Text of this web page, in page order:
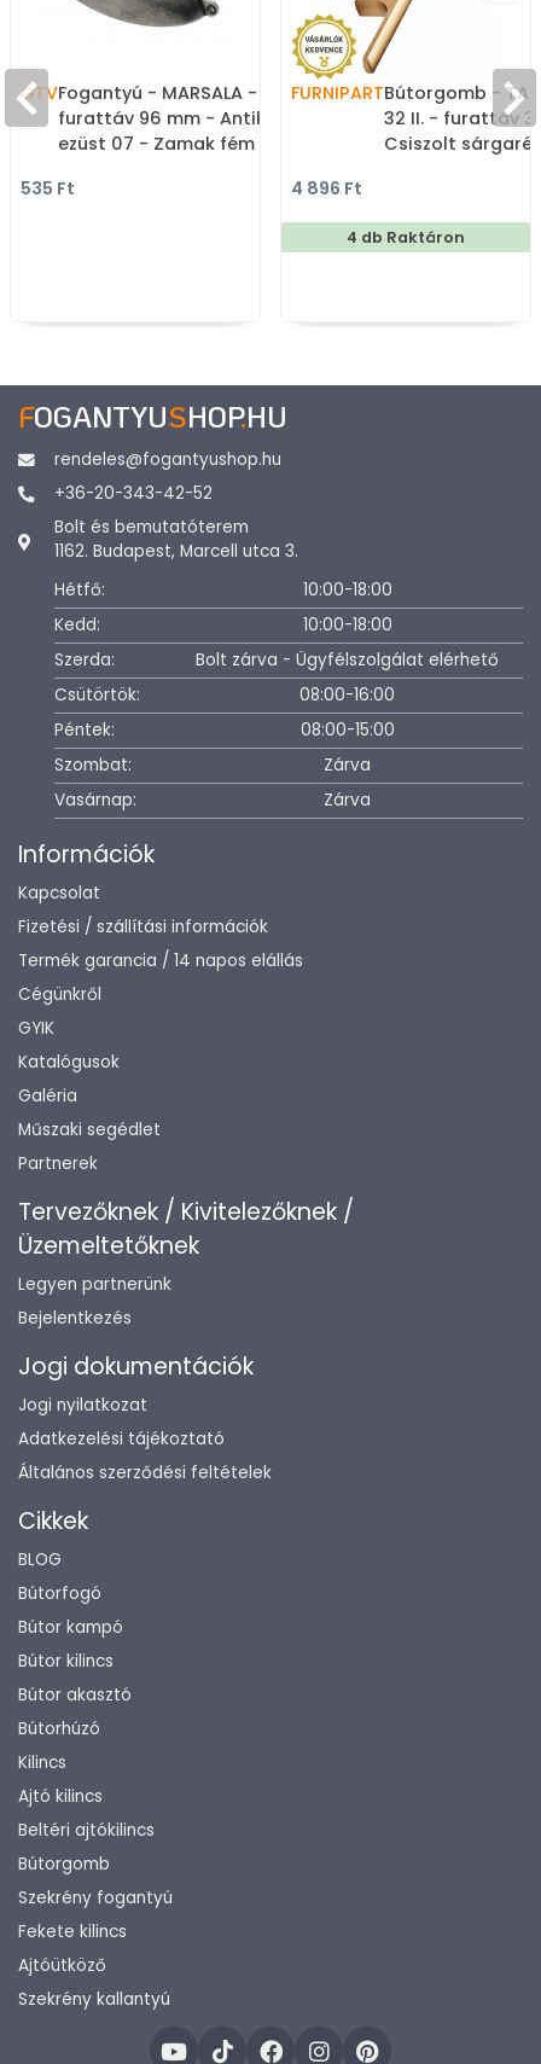
GTVFogantyú - MARSALA -
furattáv 96 mm - Antik
ezüst 07 - Zamak fém
vintage, antik fém
535 Ft
FURNIPARTBútorgomb - TAU
32 II. - furattáv
Csiszolt
bútorgomb
4 896 Ft
4 db Raktáron
FOGANTYUSHOP.HU
rendeles@fogantyushop.hu
+36-20-343-42-52
Bolt és bemutatóterem
1162. Budapest, Marcell utca 3.
Hétfő:
10:00-18:00
Kedd:
10:00-18:00
Szerda:
Bolt zárva - Ügyfélszolgálat elérhető
Csütörtök:
08:00-16:00
Péntek:
08:00-15:00
Szombat:
Zárva
Vasárnap:
Zárva
Információk
Kapcsolat
Fizetési / szállítási információk
Termék garancia / 14 napos elállás
Cégünkről
GYIK
Katalógusok
Galéria
Műszaki segédlet
Partnerek
Tervezőknek / Kivitelezőknek /
Üzemeltetőknek
Legyen partnerünk
Bejelentkezés
Jogi dokumentációk
Jogi nyilatkozat
Adatkezelési tájékoztató
Általános szerződési feltételek
Cikkek
BLOG
Bútorfogó
Bútor kampó
Bútor kilincs
Bútor akasztó
Bútorhúzó
Kilincs
Ajtó kilincs
Beltéri ajtókilincs
Bútorgomb
Szekrény fogantyú
Fekete kilincs
Ajtóütköző
Szekrény kallantyú